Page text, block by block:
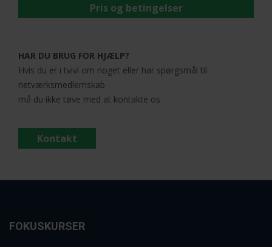
Pris og betingelser
HAR DU BRUG FOR HJÆLP?
Hvis du er i tvivl om noget eller har spørgsmål til
netværksmedlemskab
må du ikke tøve med at kontakte os
Kontakt
FOKUSKURSER